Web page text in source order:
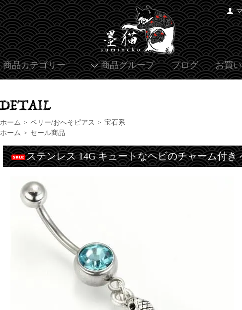
商品カテゴリー 商品グループ ブログ お買
ホーム > ベリー/おへそピアス > 宝石系
ホーム > セール商品
ステンレス 14G キュートなヘビのチャーム付